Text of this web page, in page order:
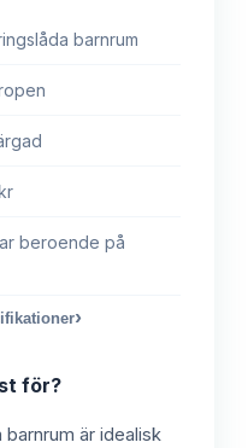
barnrum
beroende på
›
för?
är idealisk